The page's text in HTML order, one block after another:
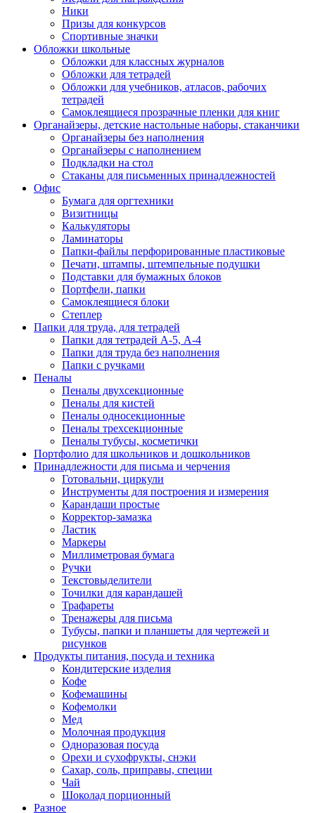
Ники
Призы для конкурсов
Спортивные значки
Обложки школьные
Обложки для классных журналов
Обложки для тетрадей
Обложки для учебников, атласов, рабочих
тетрадей
Самоклеящиеся прозрачные пленки для книг
Органайзеры, детские настольные наборы, стаканчики
Органайзеры без наполнения
Органайзеры с наполнением
Подкладки на стол
Стаканы для письменных принадлежностей
Офис
Бумага для оргтехники
Визитницы
Калькуляторы
Ламинаторы
Папки-файлы перфорированные пластиковые
Печати, штампы, штемпельные подушки
Подставки для бумажных блоков
Портфели, папки
Самоклеящиеся блоки
Степлер
Папки для труда, для тетрадей
Папки для тетрадей А-5, А-4
Папки для труда без наполнения
Папки с ручками
Пеналы
Пеналы двухсекционные
Пеналы для кистей
Пеналы односекционные
Пеналы трехсекционные
Пеналы тубусы, косметички
Портфолио для школьников и дошкольников
Принадлежности для письма и черчения
Готовальни, циркули
Инструменты для построения и измерения
Карандаши простые
Корректор-замазка
Ластик
Маркеры
Миллиметровая бумага
Ручки
Текстовыделители
Точилки для карандашей
Трафареты
Тренажеры для письма
Тубусы, папки и планшеты для чертежей и
рисунков
Продукты питания, посуда и техника
Кондитерские изделия
Кофе
Кофемашины
Кофемолки
Мед
Молочная продукция
Одноразовая посуда
Орехи и сухофрукты, снэки
Сахар, соль, приправы, специи
Чай
Шоколад порционный
Разное